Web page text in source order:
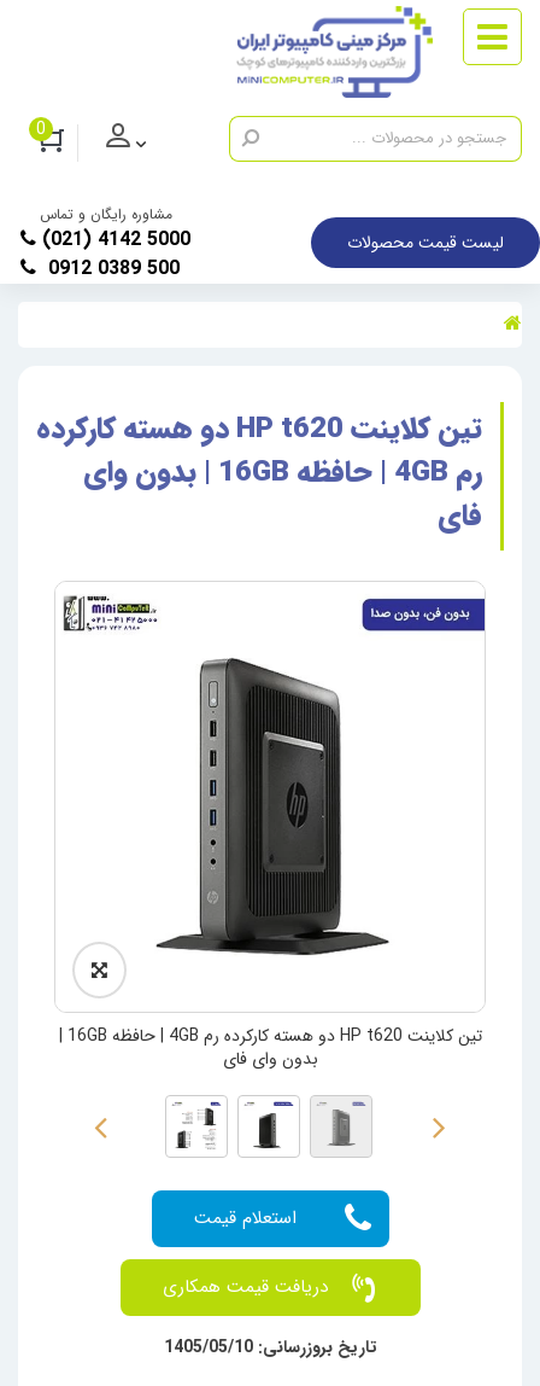
0
لیست قیمت محصولات
مشاوره رایگان و تماس
(021) 4142 5000
0912 0389 500
تین کلاینت HP t620 دو هسته کارکرده
رم 4GB | حافظه 16GB | بدون وای
فای
تین کلاینت HP t620 دو هسته کارکرده رم 4GB | حافظه 16GB |
بدون وای فای
تاریخ بروزرسانی: 1405/05/10
دریافت قیمت همکاری